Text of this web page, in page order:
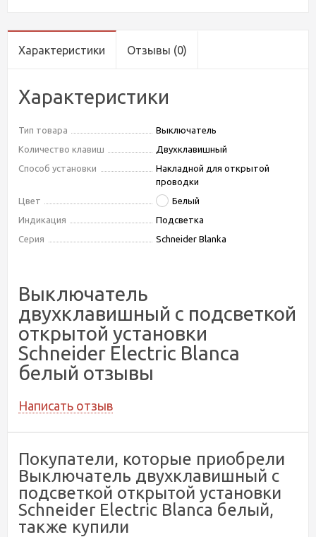
Характеристики Отзывы (0)
Характеристики
Тип товара
Выключатель
Количество клавиш
Двухклавишный
Способ установки
Накладной для открытой
проводки
Цвет
Белый
Индикация
Подсветка
Серия
Schneider Blanka
Выключатель
двухклавишный с подсветкой
открытой установки
Schneider Electric Blanca
белый отзывы
Написать отзыв
Покупатели, которые приобрели
Выключатель двухклавишный с
подсветкой открытой установки
Schneider Electric Blanca белый,
также купили